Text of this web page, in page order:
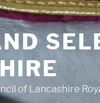
of Lancashire